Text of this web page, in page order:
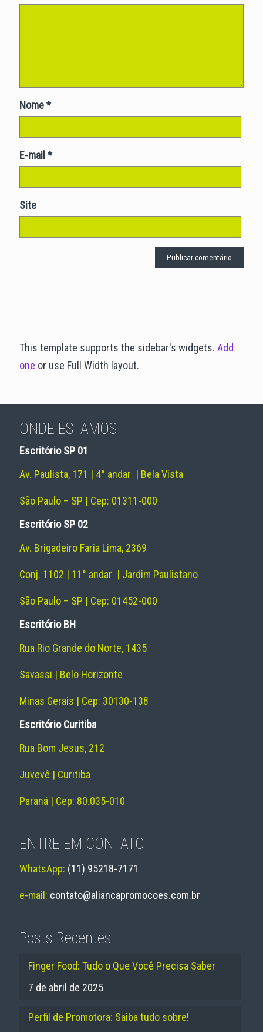
Nome*
E-mail *
Site
This template supports the sidebar's widgets. Add
one or use Full Width layout.
ONDE ESTAMOS
Escritório SP 01
Av. Paulista, 171 | 4° andar | Bela Vista
São Paulo – SP | Cep: 01311-000
Escritório SP 02
Av. Brigadeiro Faria Lima, 2369
Conj. 1102 | 11° andar | Jardim Paulistano
São Paulo – SP | Cep: 01452-000
Escritório BH
Rua Rio Grande do Norte, 1435
Savassi | Belo Horizonte
Minas Gerais | Cep: 30130-138
Escritório Curitiba
Rua Bom Jesus, 212
Juvevê | Curitiba
Paraná | Cep: 80.035-010
ENTRE EM CONTATO
WhatsApp: (11) 95218-7171
e-mail: contato@aliancapromocoes.com.br
Posts Recentes
Finger Food: Tudo o Que Você Precisa Saber
7 de abril de 2025
Perfil de Promotora: Saiba tudo sobre!